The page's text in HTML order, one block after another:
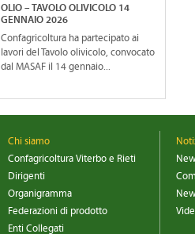
OLIO – TAVOLO OLIVICOLO 14
GENNAIO 2026
Confagricoltura ha partecipato ai
lavori del Tavolo olivicolo, convocato
dal MASAF il 14 gennaio...
Chi siamo
Confagricoltura Viterbo e Rieti
Dirigenti
Organigramma
Federazioni di prodotto
Enti Collegati